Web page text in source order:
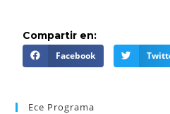
Compartir en:
Facebook
Ece Programa